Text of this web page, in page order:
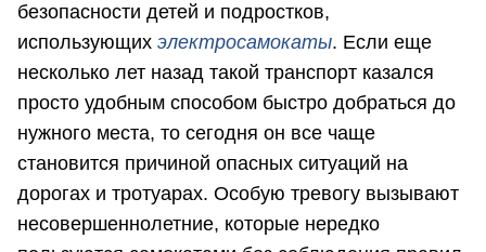
безопасности детей и подростков,
использующих электросамокаты. Если еще
несколько лет назад такой транспорт казался
просто удобным способом быстро добраться до
нужного места, то сегодня он все чаще
становится причиной опасных ситуаций на
дорогах и тротуарах. Особую тревогу вызывают
несовершеннолетние, которые нередко